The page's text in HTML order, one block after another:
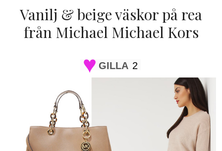
Vanilj & beige väskor på rea
från Michael Michael Kors
GILLA 2